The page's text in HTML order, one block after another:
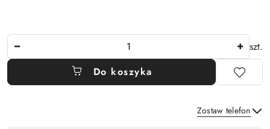
szt.
Do koszyka
Zostaw telefon